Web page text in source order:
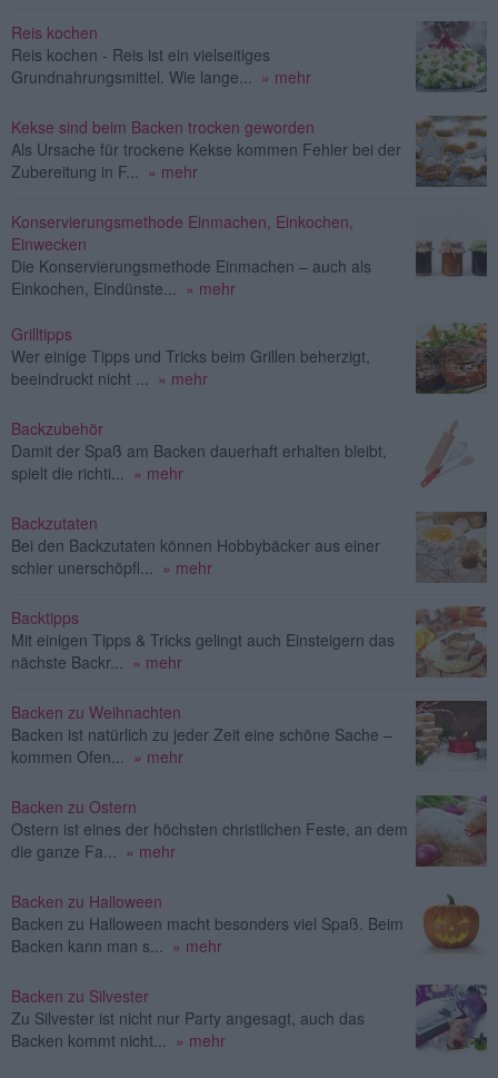
Reis kochen
Reis kochen - Reis ist ein vielseitiges
Grundnahrungsmittel. Wie lange... » mehr
Kekse sind beim Backen trocken geworden
Als Ursache für trockene Kekse kommen Fehler bei der
Zubereitung in F... » mehr
Konservierungsmethode Einmachen, Einkochen,
Einwecken
Die Konservierungsmethode Einmachen – auch als
Einkochen, Eindünste... » mehr
Grilltipps
Wer einige Tipps und Tricks beim Grillen beherzigt,
beeindruckt nicht ... » mehr
Backzubehör
Damit der Spaß am Backen dauerhaft erhalten bleibt,
spielt die richti... » mehr
Backzutaten
Bei den Backzutaten können Hobbybäcker aus einer
schier unerschöpfl... » mehr
Backtipps
Mit einigen Tipps & Tricks gelingt auch Einsteigern das
nächste Backr... » mehr
Backen zu Weihnachten
Backen ist natürlich zu jeder Zeit eine schöne Sache –
kommen Ofen... » mehr
Backen zu Ostern
Ostern ist eines der höchsten christlichen Feste, an dem
die ganze Fa... » mehr
Backen zu Halloween
Backen zu Halloween macht besonders viel Spaß. Beim
Backen kann man s... » mehr
Backen zu Silvester
Zu Silvester ist nicht nur Party angesagt, auch das
Backen kommt nicht... » mehr